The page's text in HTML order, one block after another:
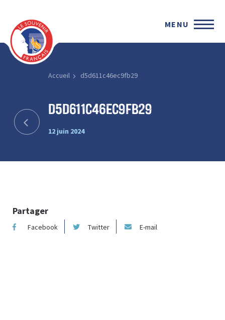
MENU
Accueil d5d611c46ec9fb29
d5d611c46ec9fb29
12 juin 2024
Partager
Facebook Twitter E-mail